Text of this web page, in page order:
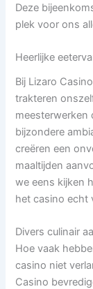
Deze
plek voor ons
Heerlijke
Bij Lizaro
trakteren
meesterwerken
bijzondere
creëren een
maaltijden
we eens kijken
het casino echt
Divers culinair
Hoe vaak
casino niet
Casino